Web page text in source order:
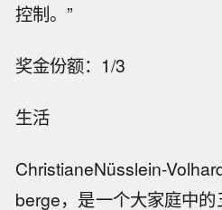
控制。”
奖金份额：1/3
生活
ChristianeNüsslein-
berge，是一个大家庭中